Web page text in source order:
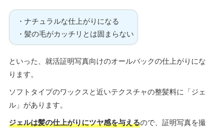
・ナチュラルな仕上がりになる
・髪の毛がカッチリとは固まらない
といった、就活証明写真向けのオールバックの仕上がりにな
ります。
ソフトタイプのワックスと近いテクスチャの整髪料に「ジェ
ル」があります。
ジェルは髪の仕上がりにツヤ感を与えるので、証明写真を撮